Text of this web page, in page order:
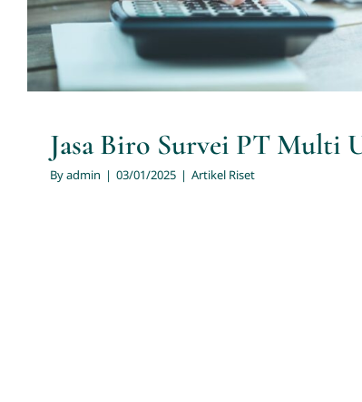
Jasa Biro Survei PT Multi
Byadmin | 03/01/2025 | Artikel Riset